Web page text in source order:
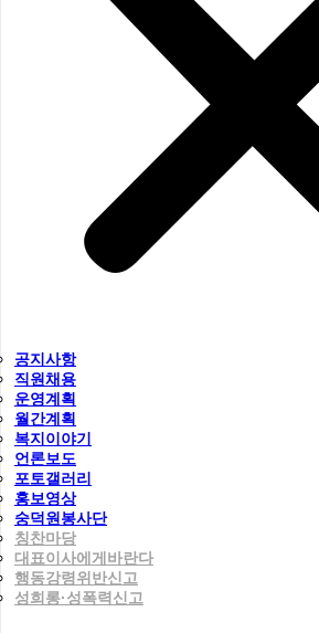
공지사항
직원채용
운영계획
월간계획
복지이야기
언론보도
포토갤러리
홍보영상
숭덕원봉사단
칭찬마당
대표이사에게바란다
행동강령위반신고
성희롱·성폭력신고